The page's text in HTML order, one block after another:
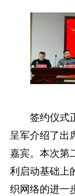
签约仪式
呈军介绍了出
嘉宾。本次第
利启动基础上
织网络的进一